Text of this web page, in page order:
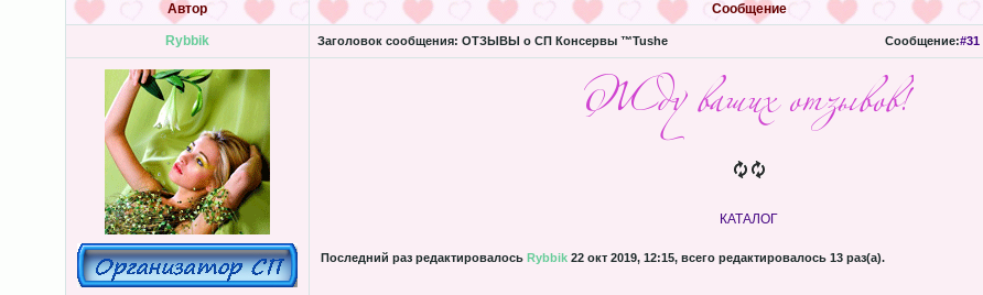
Автор Сообщение
Rybbik Заголовок сообщения: ОТЗЫВЫ о СП Консервы ™Tushe Сообщение:#31
КАТАЛОГ
Последний раз редактировалось Rybbik22 окт 2019, 12:15, всего редактировалось 13 раз(а).